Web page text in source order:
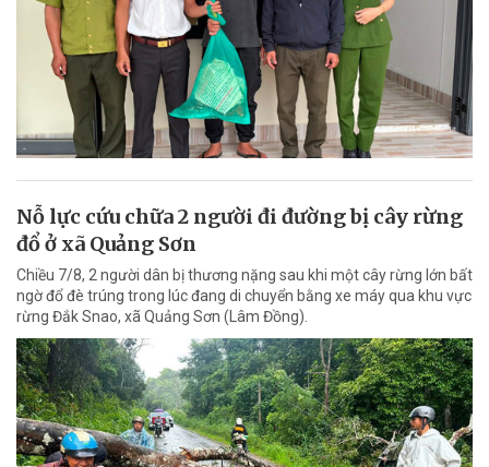
Nỗ lực cứu chữa 2 người đi đường bị cây rừng
đổ ở xã Quảng Sơn
Chiều 7/8, 2 người dân bị thương nặng sau khi một cây rừng lớn bất
ngờ đổ đè trúng trong lúc đang di chuyển bằng xe máy qua khu vực
rừng Đắk Snao, xã Quảng Sơn (Lâm Đồng).